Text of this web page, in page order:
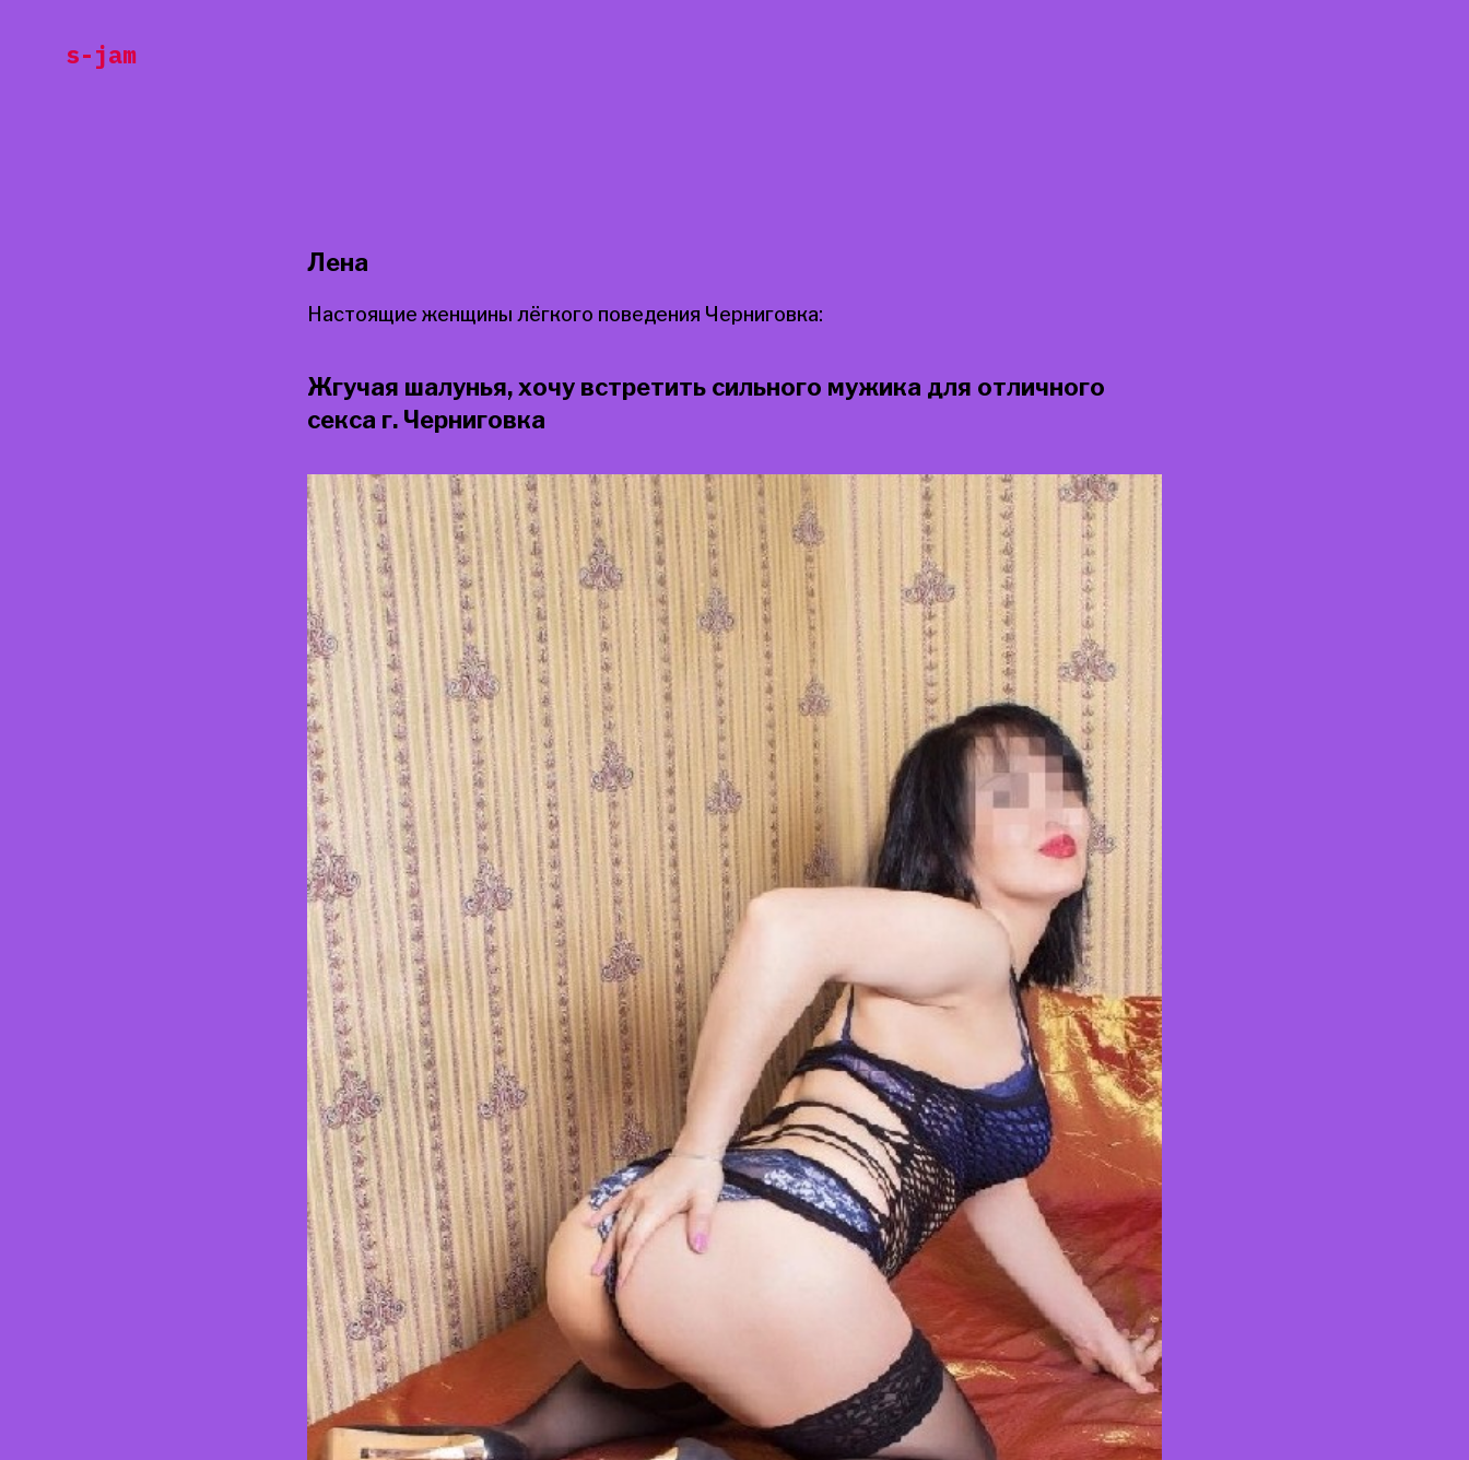
s-jam
Лена
Настоящие женщины лёгкого поведения Черниговка:
Жгучая шалунья, хочу встретить сильного мужика для отличного
секса г. Черниговка